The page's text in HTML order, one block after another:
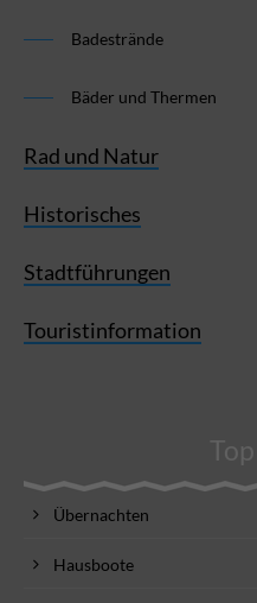
Badestrände
Bäder und Thermen
Rad und Natur
Historisches
Stadtführungen
Touristinformation
Übernachten
Hausboote